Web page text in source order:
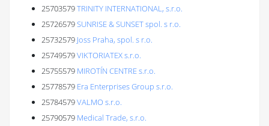
25703579TRINITY INTERNATIONAL, s.r.o.
25726579SUNRISE & SUNSET spol. s r.o.
25732579 Joss Praha, spol. s r.o.
25749579VIKTORIATEX s.r.o.
25755579 MIROTÍN CENTRE s.r.o.
25778579 Era Enterprises Group s.r.o.
25784579VALMO s.r.o.
25790579 Medical Trade, s.r.o.